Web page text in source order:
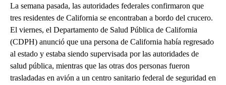
La semana pasada, las autoridades federales confirmaron que
tres residentes de California se encontraban a bordo del crucero.
El viernes, el Departamento de Salud Pública de California
(CDPH) anunció que una persona de California había regresado
al estado y estaba siendo supervisada por las autoridades de
salud pública, mientras que las otras dos personas fueron
trasladadas en avión a un centro sanitario federal de seguridad en